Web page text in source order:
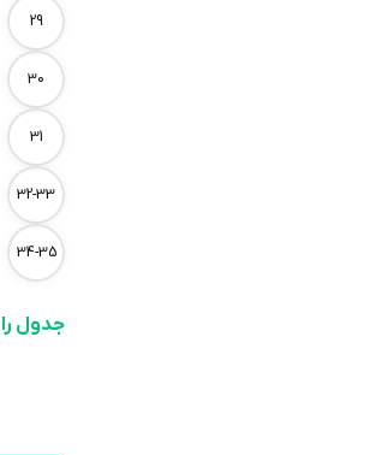
29
30
31
32-33
34-35
جدول